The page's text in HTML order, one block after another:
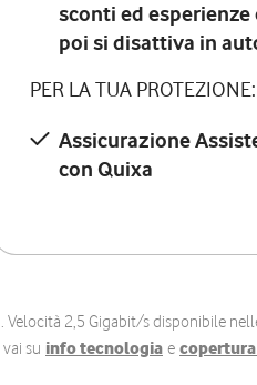
sconti ed esperienze
poi si disattiva in
PER LA TUA PROTEZIONE:
Assicurazione
con Quixa
. Velocità 2,5 Gigabit/s disponibile
su info tecnologia e